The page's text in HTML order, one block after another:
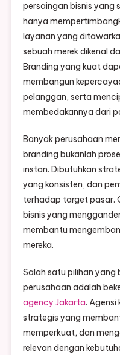
persaingan bisnis yang
hanya
layanan yang
sebuah merek dikenal
Branding yang kuat
membangun
pelanggan, serta
membedakannya dari
Banyak perusahaan
branding bukanlah
instan. Dibutuhkan
yang konsisten, dan
terhadap target pasar.
bisnis yang
membantu
mereka.
Salah satu pilihan yang
perusahaan adalah
agency Jakarta.
strategis yang
memperkuat, dan
relevan dengan